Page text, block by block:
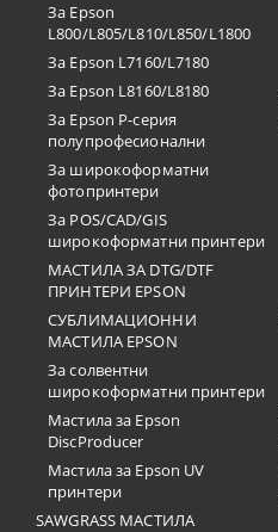
За Epson
L800/L805/L810/L850/L1800
За Epson L7160/L7180
За Epson L8160/L8180
За Epson P-серия
полупрофесионални
За широкоформатни
фотопринтери
За POS/CAD/GIS
широкоформатни принтери
МАСТИЛА ЗА DTG/DTF
ПРИНТЕРИ EPSON
СУБЛИМАЦИОННИ
МАСТИЛА EPSON
За солвентни
широкоформатни принтери
Мастила за Epson
DiscProducer
Мастила за Epson UV
принтери
SAWGRASS МАСТИЛА